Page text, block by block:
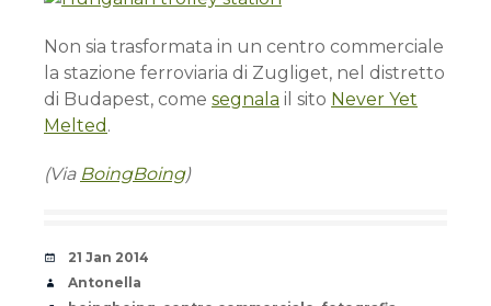
Non sia trasformata in un centro commerciale
la stazione ferroviaria di Zugliget, nel distretto
di Budapest, come segnala il sito Never Yet
Melted .
(Via BoingBoing)
Date
21 Jan 2014
Author
Antonella